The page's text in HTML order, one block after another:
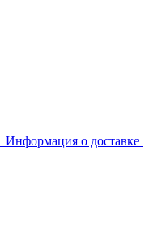
Информация о доставке